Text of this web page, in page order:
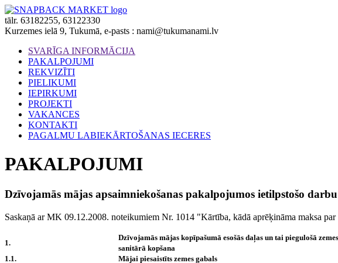
tālr. 63182255, 63122330
Kurzemes ielā 9, Tukumā, e-pasts : nami@tukumanami.lv
SVARĪGA INFORMĀCIJA
PAKALPOJUMI
REKVIZĪTI
PIELIKUMI
IEPIRKUMI
PROJEKTI
VAKANCES
KONTAKTI
PAGALMU LABIEKĀRTOŠANAS IECERES
PAKALPOJUMI
Dzīvojamās mājas apsaimniekošanas pakalpojumos ietilpstošo
Saskaņā arMK 09.12.2008. noteikumiem Nr. 1014 "Kārtība, kādā aprēķināma maksa
1.
Dzīvojamās mājas kopīpašumā esošās daļas un tai piegulošā
sanitārā kopšana
1.1.
Mājai piesaistīts zemes gabals